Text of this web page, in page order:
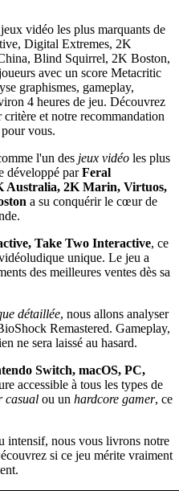
vidéo les plus marquants de
Digital Extremes, 2K
Blind Squirrel, 2K Boston,
avec un score Metacritic
graphismes, gameplay,
4 heures de jeu. Découvrez
et notre recommandation
vous.
l'un des jeux vidéo les plus
développé parFeral
Australia, 2K Marin, Virtuos,
a su conquérir le cœur de
Take Two Interactive, ce
unique. Le jeu a
des meilleures ventes dès sa
détaillée, nous allons analyser
Remastered. Gameplay,
ne sera laissé au hasard.
Switch, macOS, PC,
accessible à tous les types de
casual ou un hardcore gamer, ce
intensif, nous vous livrons notre
si ce jeu mérite vraiment